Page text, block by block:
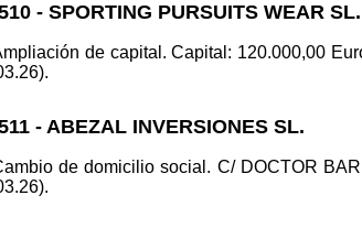
- SPORTING PURSUITS WEAR SL.
de capital. Capital: 120.000,00
- ABEZAL INVERSIONES SL.
de domicilio social. C/ DOCTOR